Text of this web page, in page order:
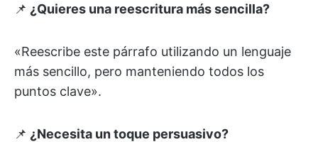
📌 ¿Quieres una reescritura más sencilla?
«Reescribe este párrafo utilizando un lenguaje
más sencillo, pero manteniendo todos los
puntos clave».
📌 ¿Necesita un toque persuasivo?